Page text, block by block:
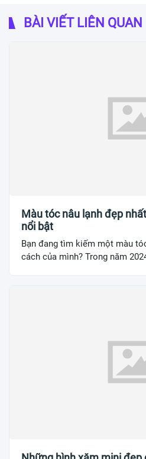
BÀI VIẾT LIÊN QUAN
Màu tóc nâu lạnh đẹp
nổi bật
Bạn đang tìm kiếm một màu
cách của mình? Trong năm